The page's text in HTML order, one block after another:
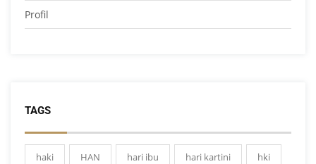
Profil
TAGS
haki HAN hari ibu hari kartini hki